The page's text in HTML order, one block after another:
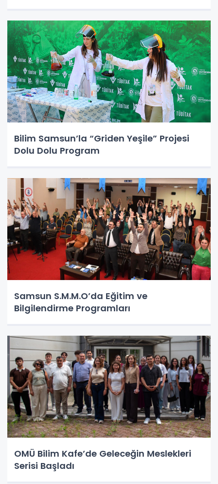
Bilim Samsun’la “Griden Yeşile” Projesi
Dolu Dolu Program
Samsun S.M.M.O’da Eğitim ve
Bilgilendirme Programları
OMÜ Bilim Kafe’de Geleceğin Meslekleri
Serisi Başladı